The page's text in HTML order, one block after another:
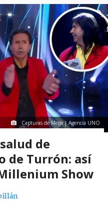
Capturas de Mega | Agencia UNO
de
de Turrón: así
Show